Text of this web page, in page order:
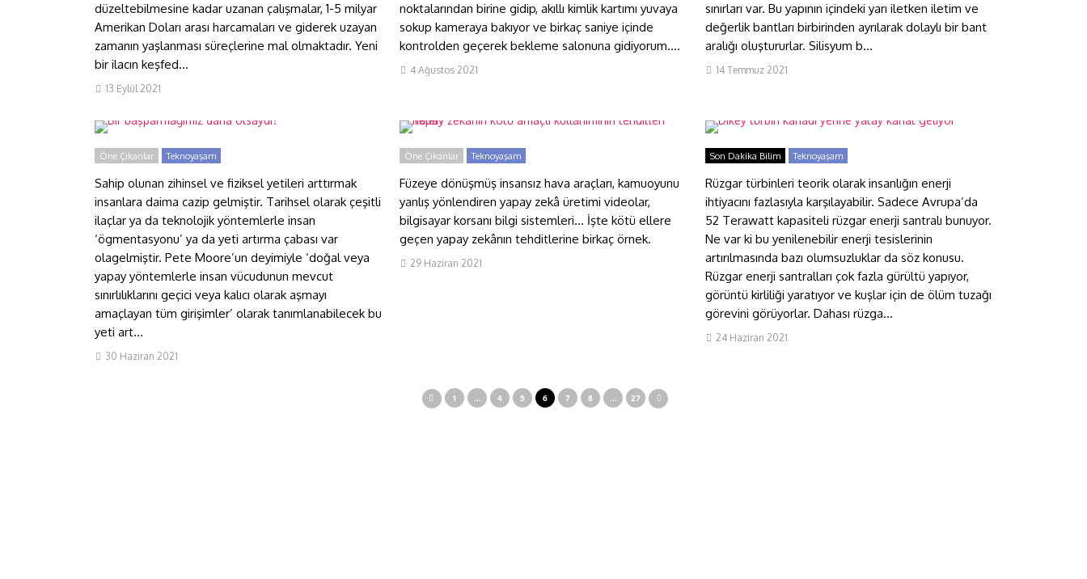
düzeltebilmesine kadar uzanan çalışmalar, 1-5 milyar
Amerikan Doları arası harcamaları ve giderek uzayan
zamanın yaşlanması süreçlerine mal olmaktadır. Yeni
bir ilacın keşfed...
13 Eylül 2021
noktalarından birine gidip, akıllı kimlik kartımı yuvaya
sokup kameraya bakıyor ve birkaç saniye içinde
kontrolden geçerek bekleme salonuna gidiyorum....
4 Ağustos 2021
sınırları var. Bu yapının içindeki yarı iletken iletim ve
değerlik bantları birbirinden ayrılarak dolaylı bir bant
aralığı oluştururlar. Silisyum b...
14 Temmuz 2021
Bir başparmağımız daha
Öne Çıkanlar Teknoyaşam
Sahip olunan zihinsel ve fiziksel yetileri arttırmak
insanlara daima cazip gelmiştir. Tarihsel olarak çeşitli
ilaçlar ya da teknolojik yöntemlerle insan
‘ögmentasyonu’ ya da yeti artırma çabası var
olagelmiştir. Pete Moore’un deyimiyle ‘doğal veya
yapay yöntemlerle insan vücudunun mevcut
sınırlılıklarını geçici veya kalıcı olarak aşmayı
amaçlayan tüm girişimler’ olarak tanımlanabilecek bu
yeti art...
30 Haziran 2021
Öne Çıkanlar Teknoyaşam
Füzeye dönüşmüş insansız hava araçları, kamuoyunu
yanlış yönlendiren yapay zekâ üretimi videolar,
bilgisayar korsanı bilgi sistemleri… İşte kötü ellere
geçen yapay zekânın tehditlerine birkaç örnek.
29 Haziran 2021
Son Dakika Bilim Teknoyaşam
Rüzgar türbinleri teorik olarak insanlığın enerji
ihtiyacını fazlasıyla karşılayabilir. Sadece Avrupa’da
52 Terawatt kapasiteli rüzgar enerji santralı bunuyor.
Ne var ki bu yenilenebilir enerji tesislerinin
artırılmasında bazı olumsuzluklar da söz konusu.
Rüzgar enerji santralları çok fazla gürültü yapıyor,
görüntü kirliliği yaratıyor ve kuşlar için de ölüm tuzağı
görevini görüyorlar. Dahası rüzga...
24 Haziran 2021
1 … 4 5 6 7 8 … 27